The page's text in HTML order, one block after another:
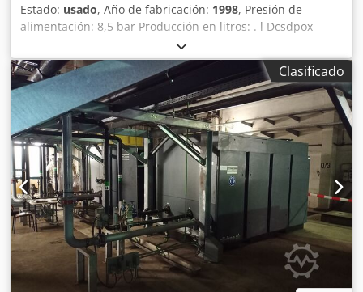
Estado: usado, Año de fabricación: 1998, Presión de
alimentación: 8,5 bar Producción en litros: . l Dcsdpox
Edwusfx Amuek Potencia total requerida: 454 kW Cuatro
unidades en el paquete Vulcast Cargamos nosotros Buen
estado Año de fabricación: 2013 Peso aprox. 8 t por unidad
3 unidades zr 450 1 unidad zh 500 Todas vendidas como
un paquete
Clasificado